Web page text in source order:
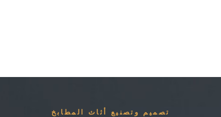
تصميم وتصنيع أثاث المطابخ